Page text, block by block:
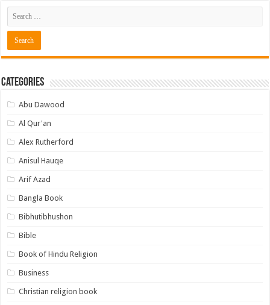
Categories
Abu Dawood
Al Qur'an
Alex Rutherford
Anisul Hauqe
Arif Azad
Bangla Book
Bibhutibhushon
Bible
Book of Hindu Religion
Business
Christian religion book